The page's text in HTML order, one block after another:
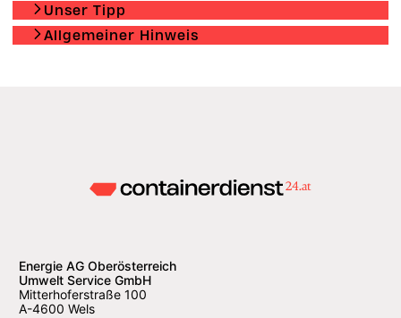
Unser Tipp
Allgemeiner Hinweis
Energie AG Oberösterreich
Umwelt Service GmbH
Mitterhoferstraße 100
A-4600 Wels